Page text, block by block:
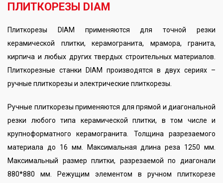
ПЛИТКОРЕЗЫ DIAM
Плиткорезы DIAM применяются для точной резки
керамической плитки, керамогранита, мрамора, гранита,
кирпича и любых других твердых строительных материалов.
Плиткорезные станки DIAM производятся в двух сериях –
ручные плиткорезы и электрические плиткорезы.
Ручные плиткорезы применяются для прямой и диагональной
резки любого типа керамической плитки, в том числе и
крупноформатного керамогранита. Толщина разрезаемого
материала до 16 мм. Максимальная длина реза 1250 мм.
Максимальный размер плитки, разрезаемой по диагонали
880*880 мм. Режущим элементом в ручном плиткорезе